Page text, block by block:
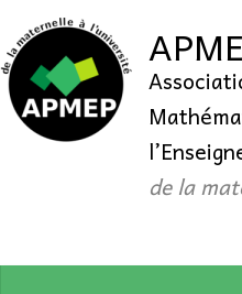
de la